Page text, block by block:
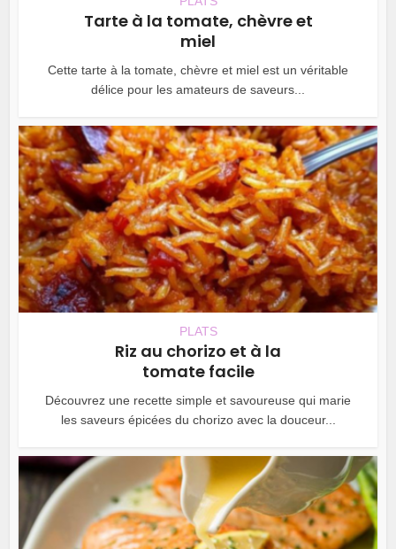
Tarte à la tomate, chèvre et
miel
Cette tarte à la tomate, chèvre et miel est un véritable
délice pour les amateurs de saveurs...
PLATS
Riz au chorizo et à la
tomate facile
Découvrez une recette simple et savoureuse qui marie
les saveurs épicées du chorizo avec la douceur...